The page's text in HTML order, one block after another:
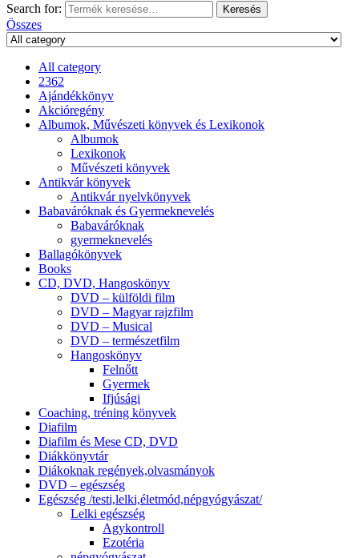
Search for: Keresés
Összes
All category
2362
Ajándékkönyv
Akcióregény
Albumok, Művészeti könyvek és Lexikonok
Albumok
Lexikonok
Művészeti könyvek
Antikvár könyvek
Antikvár nyelvkönyvek
Babaváróknak és Gyermeknevelés
Babaváróknak
gyermeknevelés
Ballagókönyvek
Books
CD, DVD, Hangoskönyv
DVD – külföldi film
DVD – Magyar rajzfilm
DVD – Musical
DVD – természetfilm
Hangoskönyv
Felnőtt
Gyermek
Ifjúsági
Coaching, tréning könyvek
Diafilm
Diafilm és Mese CD, DVD
Diákkönyvtár
Diákoknak regények,olvasmányok
DVD – egészség
Egészség /testi,lelki,életmód,népgyógyászat/
Lelki egészség
Agykontroll
Ezotéria